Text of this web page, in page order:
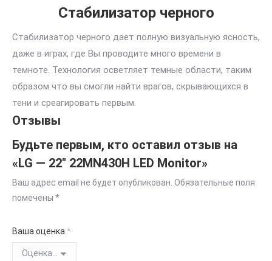
Стабилизатор черного
Стабилизатор черного дает полную визуальную ясность,
даже в играх, где Вы проводите много времени в
темноте. Технология осветляет темные области, таким
образом что вы смогли найти врагов, скрывающихся в
тени и среагировать первым.
Отзывы
Будьте первым, кто оставил отзыв на
«LG — 22″ 22MN430H LED Monitor»
Ваш адрес email не будет опубликован. Обязательные поля
помечены *
Ваша оценка *